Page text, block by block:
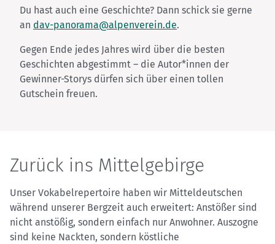
Du hast auch eine Geschichte? Dann schick sie gerne
an dav-panorama@alpenverein.de.
Gegen Ende jedes Jahres wird über die besten
Geschichten abgestimmt – die Autor*innen der
Gewinner-Storys dürfen sich über einen tollen
Gutschein freuen.
Zurück ins Mittelgebirge
Unser Vokabelrepertoire haben wir Mitteldeutschen
während unserer Bergzeit auch erweitert: Anstößer sind
nicht anstößig, sondern einfach nur Anwohner. Auszogne
sind keine Nackten, sondern köstliche